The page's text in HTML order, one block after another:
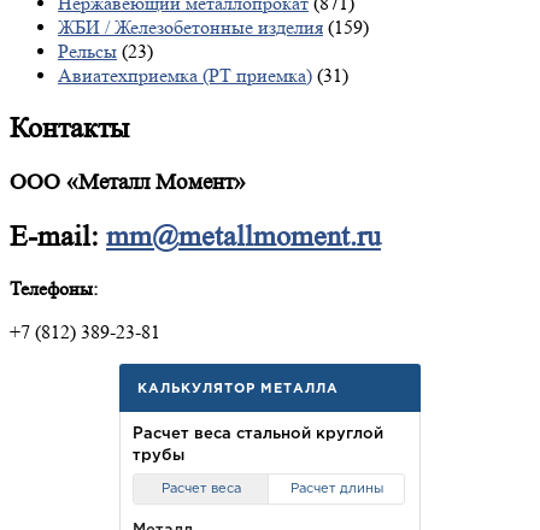
ЖБИ / Железобетонные изделия (159)
Рельсы (23)
Авиатехприемка (РТ приемка) (31)
Контакты
ООО «Металл Момент»
E-mail: mm@metallmoment.ru
Телефоны:
+7 (812) 389-23-81